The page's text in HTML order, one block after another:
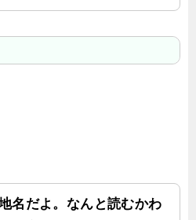
。かっこいい！
名だよ。なんと読むかわ